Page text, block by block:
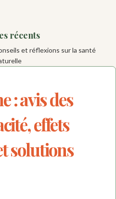
récents
et réflexions sur la santé
: avis des
effets
solutions